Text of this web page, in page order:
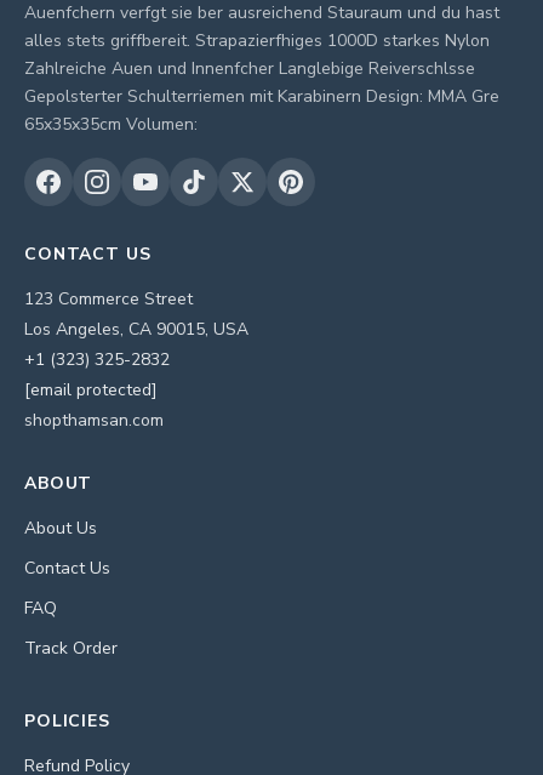
Auenfchern verfgt sie ber ausreichend Stauraum und du hast
alles stets griffbereit. Strapazierfhiges 1000D starkes Nylon
Zahlreiche Auen und Innenfcher Langlebige Reiverschlsse
Gepolsterter Schulterriemen mit Karabinern Design: MMA Gre
65x35x35cm Volumen:
CONTACT US
123 Commerce Street
Los Angeles, CA 90015, USA
+1 (323) 325-2832
[email protected]
shopthamsan.com
ABOUT
About Us
Contact Us
FAQ
Track Order
POLICIES
Refund Policy